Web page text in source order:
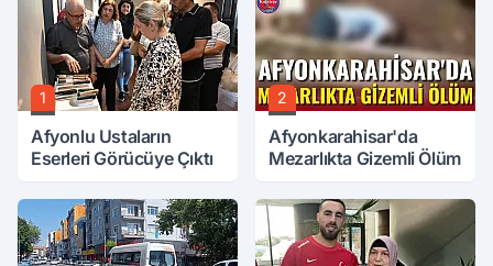
1
Afyonlu Ustaların
Eserleri Görücüye Çıktı
2
Afyonkarahisar'da
Mezarlıkta Gizemli Ölüm